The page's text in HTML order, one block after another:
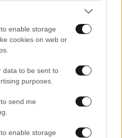
enable storage
cookies on web or
data to be sent to
purposes.
send me
enable storage
03:28
σαν και τα δικά
!! που λογοκρίνουν